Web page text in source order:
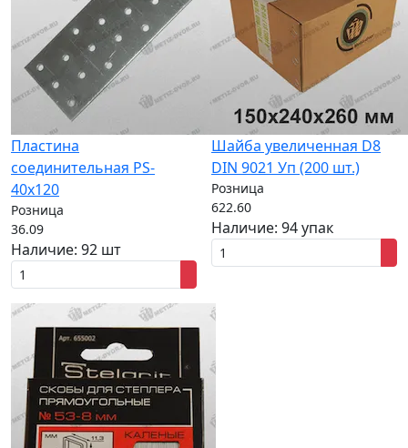
Пластина
соединительная PS-
40х120
Розница
36.09
Наличие: 92 шт
Шайба увеличенная D8
DIN 9021 Уп (200 шт.)
Розница
622.60
Наличие: 94 упак